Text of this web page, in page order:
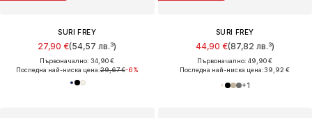
SURI FREY
27,90 €(54,57 лв.³)
Първоначално: 34,90 €
Последна най-ниска цена:29,67 €-6%
SURI FREY
44,90 €(87,82 лв.³)
Първоначално: 49,90 €
Последна най-ниска цена:39,92 €
+1